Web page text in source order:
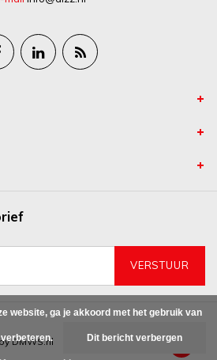
VERSTUUR
DMWS.nl
website, ga je akkoord met het gebruik van
Dit bericht verbergen